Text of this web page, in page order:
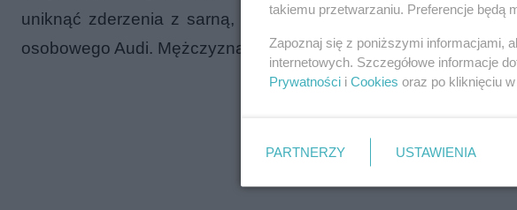
uniknąć zderzenia z sarną, zjechała autem do rowu. Po
osobowego Audi. Mężczyzna zabezpieczył prawidłowo miejsce
takiemu przetwarzaniu. Preferencje będą
Zapoznaj się z poniższymi informacjami,
internetowych. Szczegółowe informacje
Prywatności i Cookies oraz po kliknięciu w
PARTNERZY USTAWIENIA